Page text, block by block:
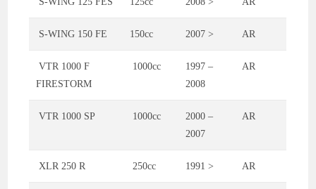
S-WING 150 FE 150cc 2007 > AR
VTR 1000 F
FIRESTORM
1000cc
1997 –
2008
AR
VTR 1000 SP 1000cc
2000 –
2007
AR
XLR 250 R 250cc 1991 > AR